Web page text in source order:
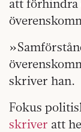
att förhindra
skriver han.
Fokus
skriver att